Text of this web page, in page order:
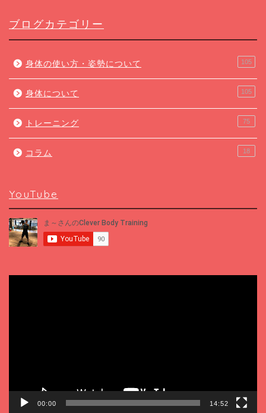
ブログカテゴリー
身体の使い方・姿勢について 105
身体について 105
トレーニング 75
コラム 18
YouTube
00:00 14:52